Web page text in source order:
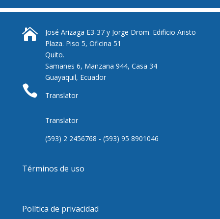

José Arizaga E3-37 y Jorge Drom. Edificio Aristo
Plaza. Piso 5, Oficina 51
Quito.
Samanes 6, Manzana 944, Casa 34
Guayaquil, Ecuador
 Translator
Translator
(593) 2 2456768 - (593) 95 8901046
Términos de uso
Política de privacidad